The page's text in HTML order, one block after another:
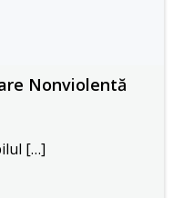
Nonviolentă
[…]